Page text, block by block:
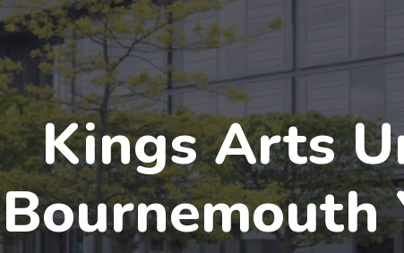
Kings Arts
Bournemouth